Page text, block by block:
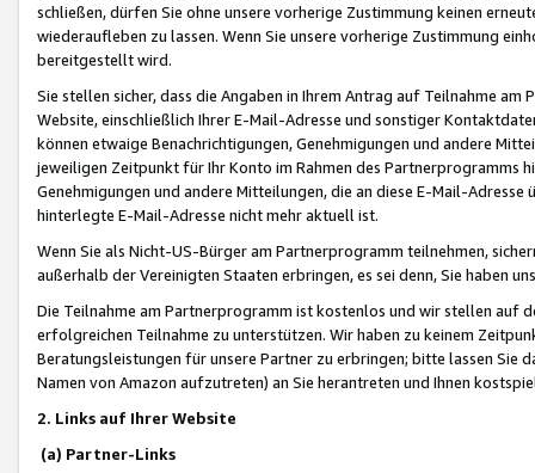
schließen, dürfen Sie ohne unsere vorherige Zustimmung keinen
wiederaufleben zu lassen. Wenn Sie unsere vorherige Zustimmung
bereitgestellt wird.
Sie stellen sicher, dass die Angaben in Ihrem Antrag auf Teilnahme
Website, einschließlich Ihrer E-Mail-Adresse und sonstiger
können etwaige Benachrichtigungen, Genehmigungen und andere
jeweiligen Zeitpunkt für Ihr Konto im Rahmen des Partnerprogramms
Genehmigungen und andere Mitteilungen, die an diese E-Mail-
hinterlegte E-Mail-Adresse nicht mehr aktuell ist.
Wenn Sie als Nicht-US-Bürger am Partnerprogramm teilnehmen,
außerhalb der Vereinigten Staaten erbringen, es sei denn, Sie haben
Die Teilnahme am Partnerprogramm ist kostenlos und wir stellen auf
erfolgreichen Teilnahme zu unterstützen. Wir haben zu keinem
Beratungsleistungen für unsere Partner zu erbringen; bitte lassen Sie
Namen von Amazon aufzutreten) an Sie herantreten und Ihnen
2. Links auf Ihrer Website
(a) Partner-Links